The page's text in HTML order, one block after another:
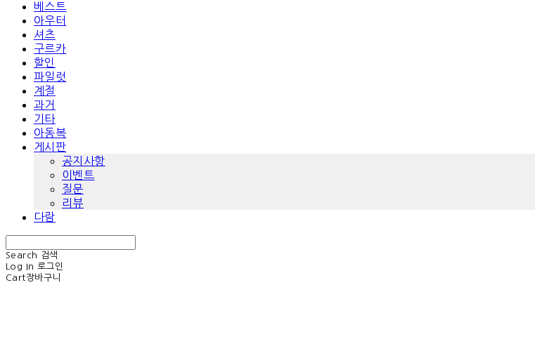
베스트
아우터
셔츠
구르카
할인
파일럿
계절
과거
기타
아동복
게시판
공지사항
이벤트
질문
리뷰
다람
Search
검색
Log In 로그인
Cart장바구니